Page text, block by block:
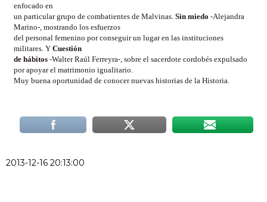
enfocado en
un particular grupo de combatientes de Malvinas. Sin miedo -Alejandra
Marino-, mostrando los esfuerzos
del personal femenino por conseguir un lugar en las instituciones
militares. Y Cuestión
de hábitos -Walter Raúl Ferreyra-, sobre el sacerdote cordobés expulsado
por apoyar el matrimonio igualitario.
Muy buena oportunidad de conocer nuevas historias de la Historia.
2013-12-16 20:13:00